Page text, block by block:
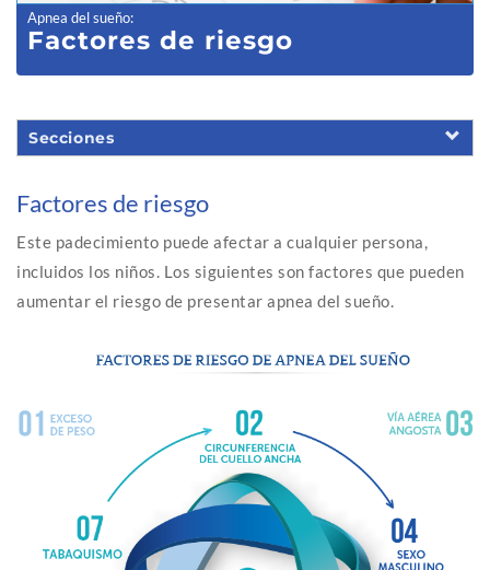
Apnea del sueño:
Factores de riesgo
Secciones
Factores de riesgo
Este padecimiento puede afectar a cualquier persona,
incluidos los niños. Los siguientes son factores que pueden
aumentar el riesgo de presentar apnea del sueño.